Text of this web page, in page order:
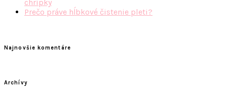
chrípky
Prečo práve hĺbkové čistenie pleti?
Najnovšie komentáre
Archívy